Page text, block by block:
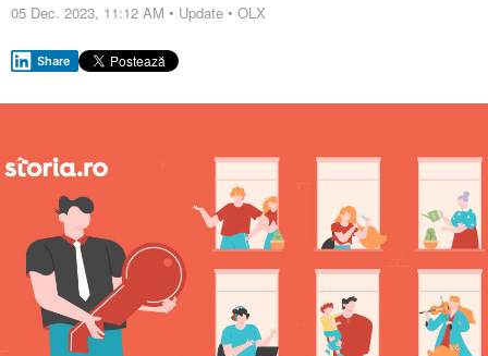
05 Dec. 2023, 11:12 AM • Update • OLX
Share